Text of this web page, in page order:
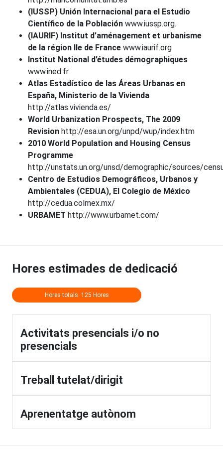
(IUSSP) Unión Internacional para el Estudio
Científico de la Población www.iussp.org.
(IAURIF) Institut d’aménagement et urbanisme
de la région Ile de France www.iaurif.org
Institut National d’études démographiques
www.ined.fr
Atlas Estadístico de las Áreas Urbanas en
España, Ministerio de la Vivienda
http://atlas.vivienda.es/
World Urbanization Prospects, The 2009
Revision http://esa.un.org/unpd/wup/index.htm
2010 World Population and Housing Census
Programme
http://unstats.un.org/unsd/demographic/sources/
Centro de Estudios Demográficos, Urbanos y
Ambientales (CEDUA), El Colegio de México
http://cedua.colmex.mx/
URBAMET http://www.urbamet.com/
Hores estimades de dedicació
Hores totals: 125 Hores
Activitats presencials i/o no
presencials
Treball tutelat/dirigit
Aprenentatge autònom